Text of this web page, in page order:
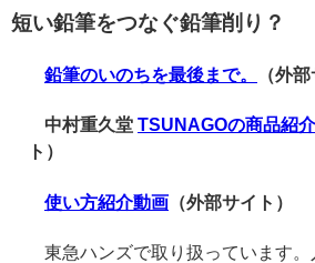
短い鉛筆をつなぐ鉛筆削り？
鉛筆のいのちを最後まで。 （外
中村重久堂 TSUNAGOの商品紹
ト）
使い方紹介動画 （外部サイト）
東急ハンズで取り扱っています